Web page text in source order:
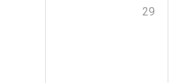
29